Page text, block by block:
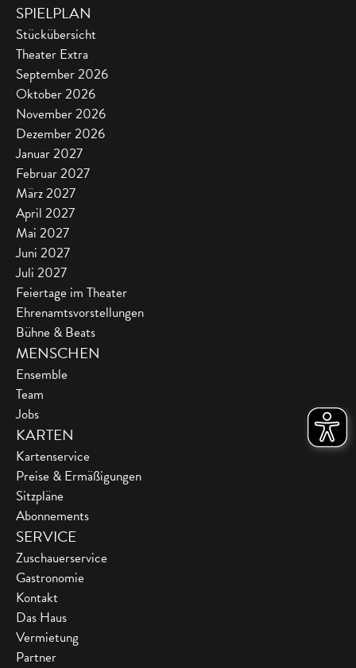
SPIELPLAN
Stückübersicht
Theater Extra
September 2026
Oktober 2026
November 2026
Dezember 2026
Januar 2027
Februar 2027
März 2027
April 2027
Mai 2027
Juni 2027
Juli 2027
Feiertage im Theater
Ehrenamtsvorstellungen
Bühne & Beats
MENSCHEN
Ensemble
Team
Jobs
KARTEN
Kartenservice
Preise & Ermäßigungen
Sitzpläne
Abonnements
SERVICE
Zuschauerservice
Gastronomie
Kontakt
Das Haus
Vermietung
Partner